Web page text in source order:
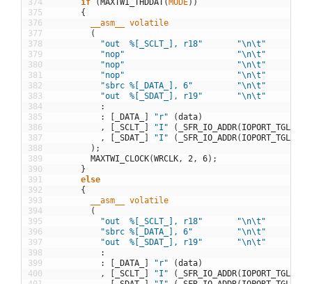
374
375
376
377
378
379
380
381
382
383
384
385
386
387
388
389
390
391
392
393
394
395
396
397
398
399
400
if
( MAXTWI_THDDAT( MODE) )
{
__asm__
volatile
(
"out  %[_SCLT_], r18"
"\n\t"
"nop"
"\n\t"
"nop"
"\n\t"
"nop"
"\n\t"
"sbrc %[_DATA_], 6"
"\n\t"
"out  %[_SDAT_], r19"
"\n\t"
:
:
_DATA_ "r" (data)
,
_SCLT_ "I" ( _SFR_IO_ADDR( IOPORT_TGLREG
,
_SDAT_ "I" ( _SFR_IO_ADDR( IOPORT_TGLREG
) ;
MAXTWI_CLOCK(WRCLK, 2, 6) ;
}
else
{
__asm__
volatile
(
"out  %[_SCLT_], r18"
"\n\t"
"sbrc %[_DATA_], 6"
"\n\t"
"out  %[_SDAT_], r19"
"\n\t"
:
:
_DATA_ "r" (data)
,
_SCLT_ "I" ( _SFR_IO_ADDR( IOPORT_TGLREG